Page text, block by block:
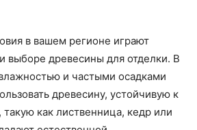
в вашем регионе играют
древесины для отделки. В
и частыми осадками
древесину, устойчивую к
как лиственница, кедр или